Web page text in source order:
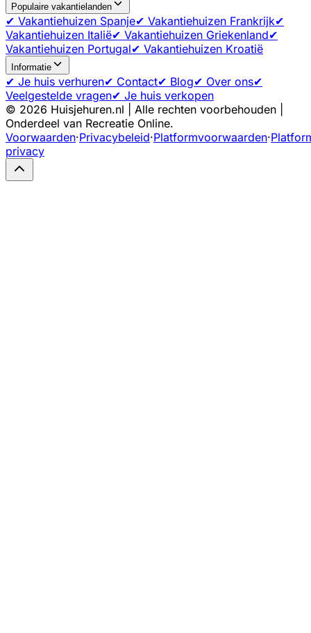
Populaire vakantielanden
✔ Vakantiehuizen Spanje✔ Vakantiehuizen Frankrijk✔
Vakantiehuizen Italië✔ Vakantiehuizen Griekenland✔
Vakantiehuizen Portugal✔ Vakantiehuizen Kroatië
Informatie
✔ Je huis verhuren✔ Contact✔ Blog✔ Over ons✔
Veelgestelde vragen✔ Je huis verkopen
© 2026 Huisjehuren.nl | Alle rechten voorbehouden |
Onderdeel van Recreatie Online.
Voorwaarden·Privacybeleid·Platformvoorwaarden·
privacy